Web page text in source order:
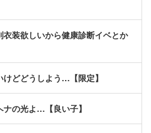
衣装欲しいから健康診断イベとか
けどどうしよう…【限定】
ナの光よ…【良い子】